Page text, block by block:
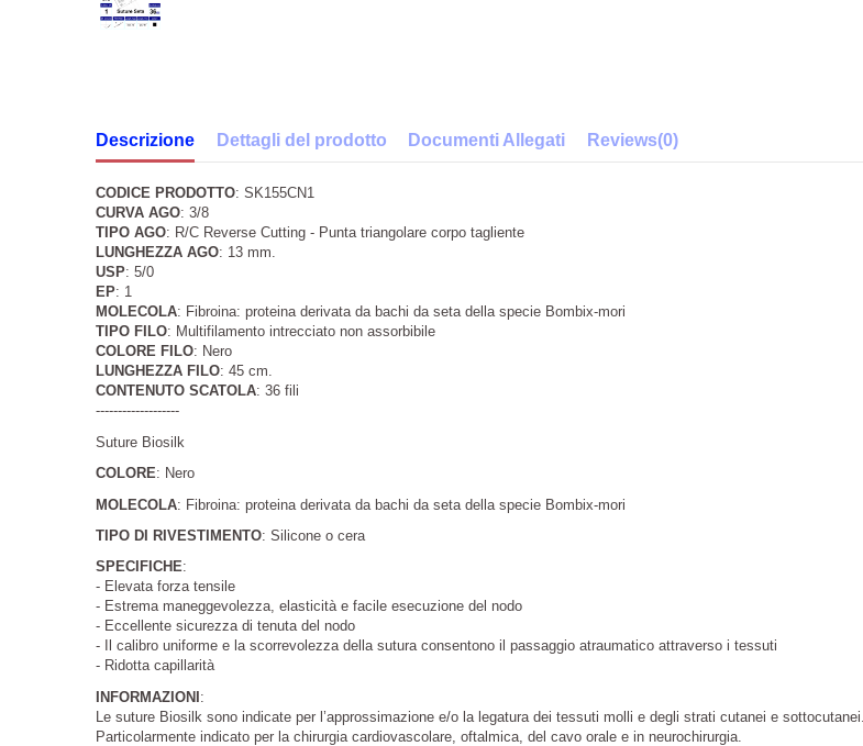
Descrizione Dettagli del prodotto Documenti Allegati Reviews(0)
CODICE PRODOTTO: SK155CN1
CURVA AGO: 3/8
TIPO AGO: R/C Reverse Cutting - Punta triangolare corpo tagliente
LUNGHEZZA AGO: 13 mm.
USP: 5/0
EP: 1
MOLECOLA: Fibroina: proteina derivata da bachi da seta della specie Bombix-mori
TIPO FILO: Multifilamento intrecciato non assorbibile
COLORE FILO: Nero
LUNGHEZZA FILO: 45 cm.
CONTENUTO SCATOLA: 36 fili
-------------------
Suture Biosilk
COLORE: Nero
MOLECOLA: Fibroina: proteina derivata da bachi da seta della specie Bombix-mori
TIPO DI RIVESTIMENTO: Silicone o cera
SPECIFICHE:
- Elevata forza tensile
- Estrema maneggevolezza, elasticità e facile esecuzione del nodo
- Eccellente sicurezza di tenuta del nodo
- Il calibro uniforme e la scorrevolezza della sutura consentono il passaggio atraumatico attraverso i tessuti
- Ridotta capillarità
INFORMAZIONI:
Le suture Biosilk sono indicate per l’approssimazione e/o la legatura dei tessuti molli e degli strati cutanei e sottocutanei.
Particolarmente indicato per la chirurgia cardiovascolare, oftalmica, del cavo orale e in neurochirurgia.